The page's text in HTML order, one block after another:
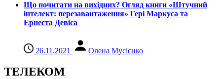
Що почитати на вихідних? Огляд книги «Штучний
інтелект: перезавантаження» Гері Маркуса та
Ернеста Девіса
26.11.2021 Олена Мусієнко
ТЕЛЕКОМ